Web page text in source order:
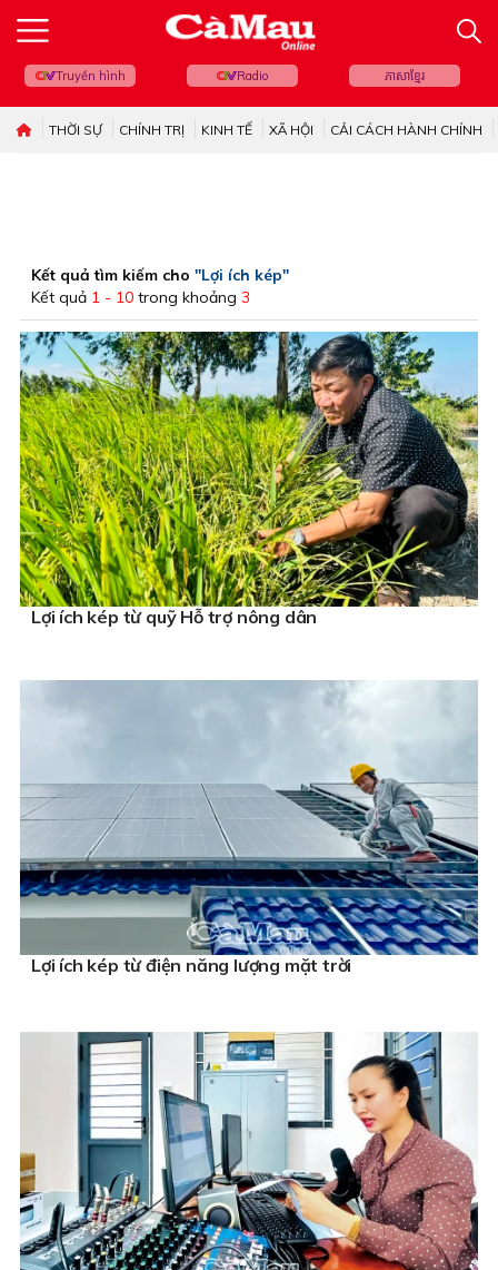
Truyền hình Radio ភាសាខ្មែរ
THỜI SỰ CHÍNH TRỊ KINH TẾ XÃ HỘI CẢI CÁCH HÀNH CHÍNH
Kết quả tìm kiếm cho "Lợi ích kép"
Kết quả 1 - 10 trong khoảng 3
Lợi ích kép từ quỹ Hỗ trợ nông dân
Lợi ích kép từ điện năng lượng mặt trời